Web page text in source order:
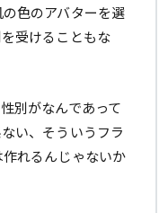
色のアバターを選
受けることもな
別がなんであって
い、そういうフラ
れるんじゃないか